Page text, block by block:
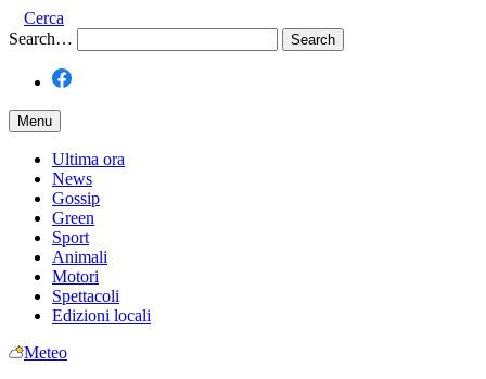
Cerca
Search…
Menu
Ultima ora
News
Gossip
Green
Sport
Animali
Motori
Spettacoli
Edizioni locali
Meteo